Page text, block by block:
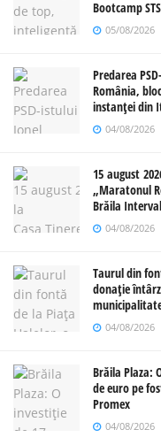
Bootcamp
05/08/2026
Predarea
România,
instanței din
04/08/2026
15 august
„Maratonul
Brăila
04/08/2026
Taurul din
donație
04/08/2026
Brăila Plaza:
de euro pe
Promex
04/08/2026